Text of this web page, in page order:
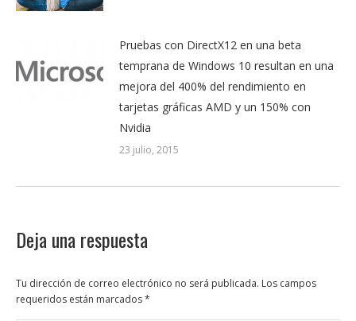
Pruebas con DirectX12 en una beta
temprana de Windows 10 resultan en una
mejora del 400% del rendimiento en
tarjetas gráficas AMD y un 150% con
Nvidia
23 julio, 2015
Deja una respuesta
Tu dirección de correo electrónico no será publicada. Los campos
requeridos están marcados*